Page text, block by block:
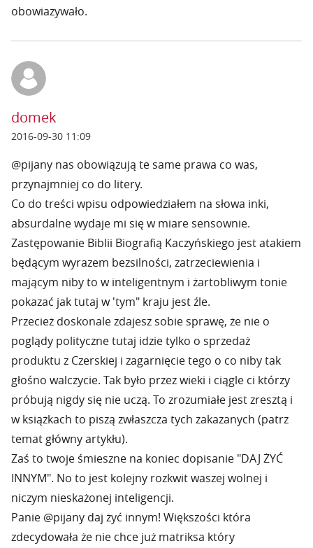
obowiazywało.
domek
2016-09-30 11:09
@pijany nas obowiązują te same prawa co was,
przynajmniej co do litery.
Co do treści wpisu odpowiedziałem na słowa inki,
absurdalne wydaje mi się w miare sensownie.
Zastępowanie Biblii Biografią Kaczyńskiego jest atakiem
będącym wyrazem bezsilności, zatrzeciewienia i
mającym niby to w inteligentnym i żartobliwym tonie
pokazać jak tutaj w 'tym" kraju jest źle.
Przecież doskonale zdajesz sobie sprawę, że nie o
poglądy polityczne tutaj idzie tylko o sprzedaż
produktu z Czerskiej i zagarnięcie tego o co niby tak
głośno walczycie. Tak było przez wieki i ciągle ci którzy
próbują nigdy się nie uczą. To zrozumiałe jest zresztą i
w książkach to piszą zwłaszcza tych zakazanych (patrz
temat główny artykłu).
Zaś to twoje śmieszne na koniec dopisanie "DAJ ŻYĆ
INNYM". No to jest kolejny rozkwit waszej wolnej i
niczym nieskażonej inteligencji.
Panie @pijany daj żyć innym! Większości która
zdecydowała że nie chce już matriksa który